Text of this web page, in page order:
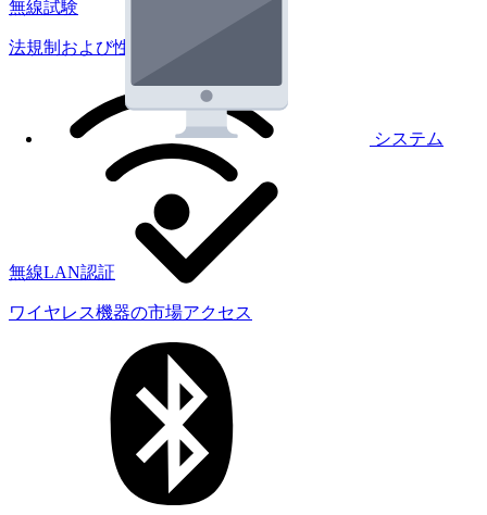
システム
無線試験
法規制および性能試験
無線LAN認証
ワイヤレス機器の市場アクセス